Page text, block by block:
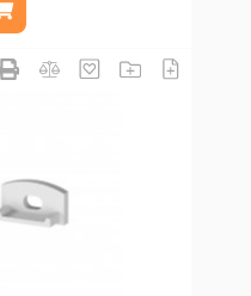
m
Přidat do košíku